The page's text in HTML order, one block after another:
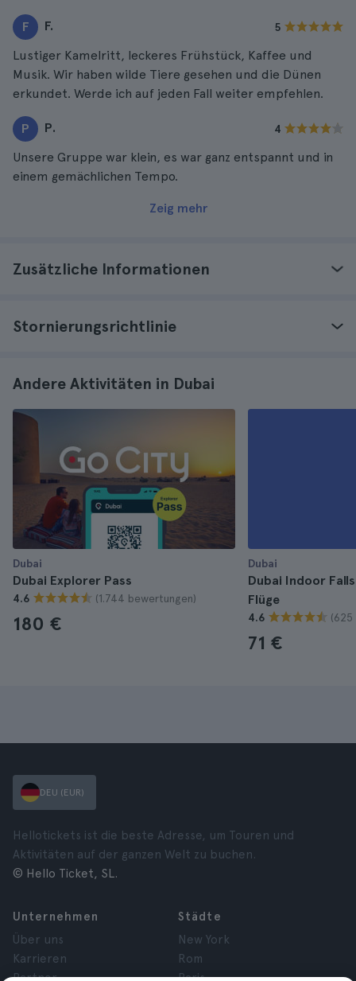
F F. 5
Lustiger Kamelritt, leckeres Frühstück, Kaffee und
Musik. Wir haben wilde Tiere gesehen und die Dünen
erkundet. Werde ich auf jeden Fall weiter empfehlen.
P P. 4
Unsere Gruppe war klein, es war ganz entspannt und in
einem gemächlichen Tempo.
Zeig mehr
Zusätzliche Informationen
Stornierungsrichtlinie
Andere Aktivitäten in Dubai
Dubai
Dubai Explorer Pass
4.6 (1.744 bewertungen)
180 €
Dubai
Dubai Indoor
Flüge
4.6 (625
71 €
DEU (EUR)
Hellotickets ist die beste Adresse, um Touren und
Aktivitäten auf der ganzen Welt zu buchen.
© Hello Ticket, SL.
Unternehmen
Über uns
Karrieren
Partner
Städte
New York
Rom
Paris